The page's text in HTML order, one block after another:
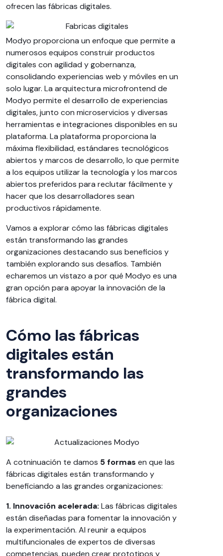
ofrecen las fábricas digitales.
Modyo proporciona un enfoque que permite a
numerosos equipos construir productos
digitales con agilidad y gobernanza,
consolidando experiencias web y móviles en un
solo lugar. La arquitectura microfrontend de
Modyo permite el desarrollo de experiencias
digitales, junto con microservicios y diversas
herramientas e integraciones disponibles en su
plataforma. La plataforma proporciona la
máxima flexibilidad, estándares tecnológicos
abiertos y marcos de desarrollo, lo que permite
a los equipos utilizar la tecnología y los marcos
abiertos preferidos para reclutar fácilmente y
hacer que los desarrolladores sean
productivos rápidamente.
Vamos a explorar cómo las fábricas digitales
están transformando las grandes
organizaciones destacando sus beneficios y
también explorando sus desafíos. También
echaremos un vistazo a por qué Modyo es una
gran opción para apoyar la innovación de la
fábrica digital.
Cómo las fábricas
digitales están
transformando las
grandes
organizaciones
A cotninuación te damos 5 formas en que las
fábricas digitales están transformando y
beneficiando a las grandes organizaciones:
1. Innovación acelerada:Las fábricas digitales
están diseñadas para fomentar la innovación y
la experimentación. Al reunir a equipos
multifuncionales de expertos de diversas
competencias, pueden crear prototipos y